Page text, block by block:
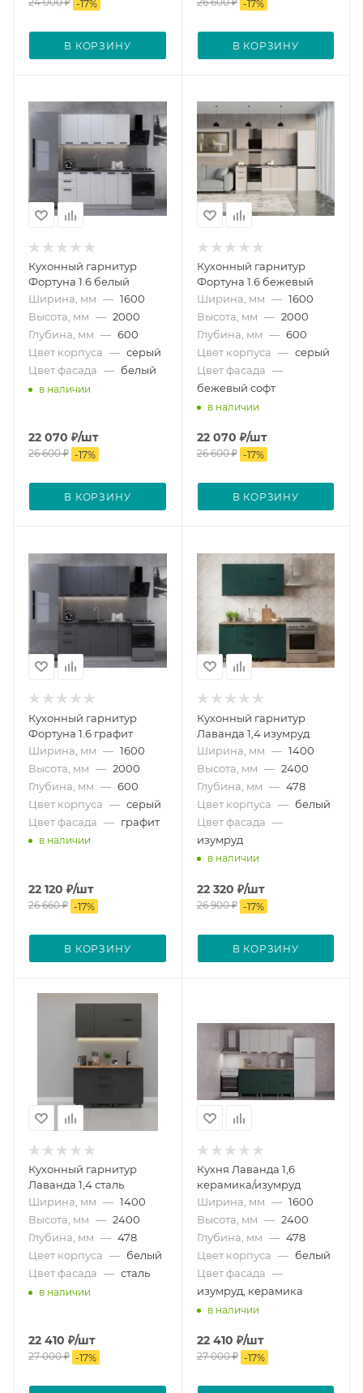
-17%
В КОРЗИНУ
-17%
В КОРЗИНУ
Кухонный гарнитур
Фортуна 1.6 белый
Ширина, мм — 1600
Высота, мм — 2000
Глубина, мм — 600
Цвет корпуса — серый
Цвет фасада — белый
в наличии
22 070 ₽/шт
26 600₽ -17%
В КОРЗИНУ
Кухонный гарнитур
Фортуна 1.6 бежевый
Ширина, мм — 1600
Высота, мм — 2000
Глубина, мм — 600
Цвет корпуса — серый
Цвет фасада —
бежевый софт
в наличии
22 070 ₽/шт
26 600₽ -17%
В КОРЗИНУ
Кухонный гарнитур
Фортуна 1.6 графит
Ширина, мм — 1600
Высота, мм — 2000
Глубина, мм — 600
Цвет корпуса — серый
Цвет фасада — графит
в наличии
22 120 ₽/шт
26 660₽ -17%
В КОРЗИНУ
Кухонный гарнитур
Лаванда 1,4 изумруд
Ширина, мм — 1400
Высота, мм — 2400
Глубина, мм — 478
Цвет корпуса — белый
Цвет фасада —
изумруд
в наличии
22 320 ₽/шт
26 900₽ -17%
В КОРЗИНУ
Кухонный гарнитур
Лаванда 1,4 сталь
Ширина, мм — 1400
Высота, мм — 2400
Глубина, мм — 478
Цвет корпуса — белый
Цвет фасада — сталь
в наличии
22 410 ₽/шт
27 000₽ -17%
Кухня Лаванда 1,6
керамика/изумруд
Ширина, мм — 1600
Высота, мм — 2400
Глубина, мм — 478
Цвет корпуса — белый
Цвет фасада —
изумруд, керамика
в наличии
22 410 ₽/шт
27 000₽ -17%